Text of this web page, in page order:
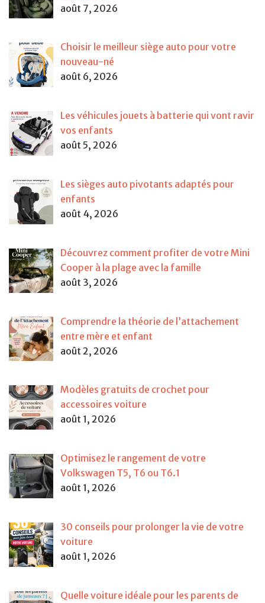
août 7, 2026
Choisir le meilleur siège auto pour votre
nouveau-né
août 6, 2026
Les véhicules jouets à batterie qui vont ravir
vos enfants
août 5, 2026
Les sièges auto pivotants adaptés pour
enfants
août 4, 2026
Découvrez comment profiter de votre Mini
Cooper à la plage avec la famille
août 3, 2026
Comprendre la théorie de l’attachement
entre mère et enfant
août 2, 2026
Modèles gratuits de crochet pour
accessoires voiture
août 1, 2026
Optimisez le rangement de votre
Volkswagen T5, T6 ou T6.1
août 1, 2026
30 conseils pour prolonger la vie de votre
voiture
août 1, 2026
Quelle voiture idéale pour les parents de